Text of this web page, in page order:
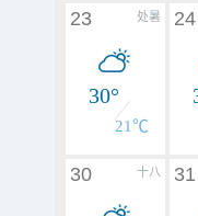
处暑
23
30°
21℃
24
十八
30 31